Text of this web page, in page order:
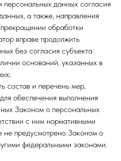
данных согласия
а также, направления
обработки
вправе продолжить
без согласия субъекта
оснований, указанных в
состав и перечень мер,
обеспечения выполнения
Законом о персональных
с ним нормативными
не предусмотрено Законом о
федеральными законами.